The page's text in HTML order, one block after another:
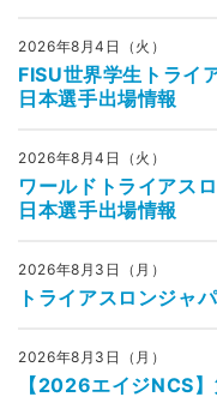
2026年8月4日（火）
FISU世界学生トライ
日本選手出場情報
2026年8月4日（火）
ワールドトライアス
日本選手出場情報
2026年8月3日（月）
トライアスロンジャ
2026年8月3日（月）
【2026エイジNCS